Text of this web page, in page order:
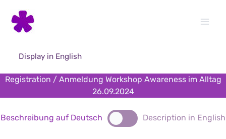
content
Display in English
Registration / Anmeldung Workshop Awareness im Alltag
26.09.2024
Beschreibung auf Deutsch Description in English